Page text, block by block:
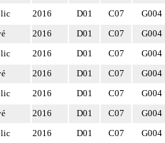
2016 D01 C07 G004
2016 D01 C07 G004
2016 D01 C07 G004
2016 D01 C07 G004
2016 D01 C07 G004
2016 D01 C07 G004
2016 D01 C07 G004